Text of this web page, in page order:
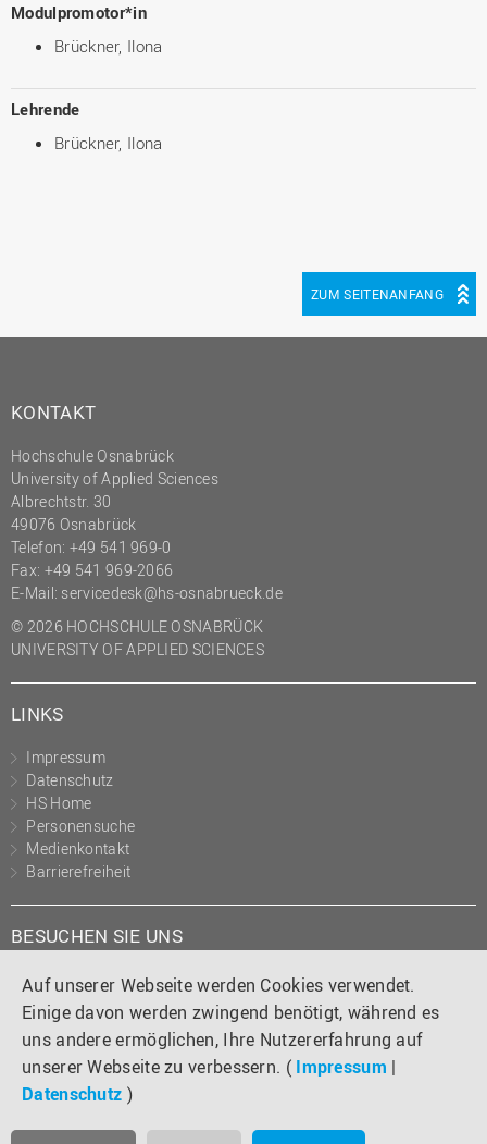
Auf unserer Webseite werden Cookies verwendet.
Einige davon werden zwingend benötigt, während es
uns andere ermöglichen, Ihre Nutzererfahrung auf
unserer Webseite zu verbessern. ( Impressum |
Datenschutz )
Modulpromotor*in
Brückner, Ilona
Lehrende
Brückner, Ilona
ZUM SEITENANFANG
KONTAKT
Hochschule Osnabrück
University of Applied Sciences
Albrechtstr. 30
49076 Osnabrück
Telefon: +49 541 969-0
Fax: +49 541 969-2066
E-Mail: servicedesk@hs-osnabrueck.de
© 2026 HOCHSCHULE OSNABRÜCK
UNIVERSITY OF APPLIED SCIENCES
LINKS
Impressum
Datenschutz
HS Home
Personensuche
Medienkontakt
Barrierefreiheit
BESUCHEN SIE UNS
Instagram
TiktokLinkedIn
YouTube
Facebook